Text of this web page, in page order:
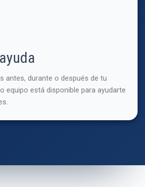
antes, durante o después de tu
equipo está disponible para ayudarte